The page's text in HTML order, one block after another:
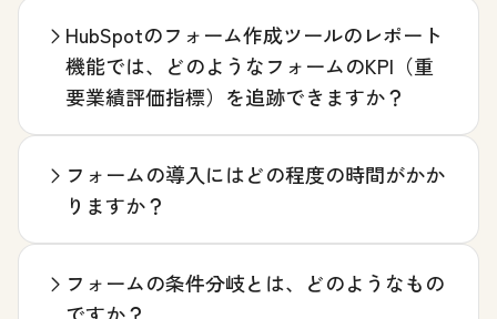
HubSpotのフォーム作成ツールのレポート
機能では、どのようなフォームのKPI（重
要業績評価指標）を追跡できますか？
フォームの導入にはどの程度の時間がかか
りますか？
フォームの条件分岐とは、どのようなもの